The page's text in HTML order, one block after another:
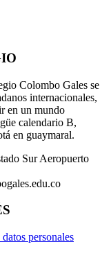
Colombo Gales se
internacionales,
en un mundo
calendario B,
en guaymaral.
Sur Aeropuerto
personales